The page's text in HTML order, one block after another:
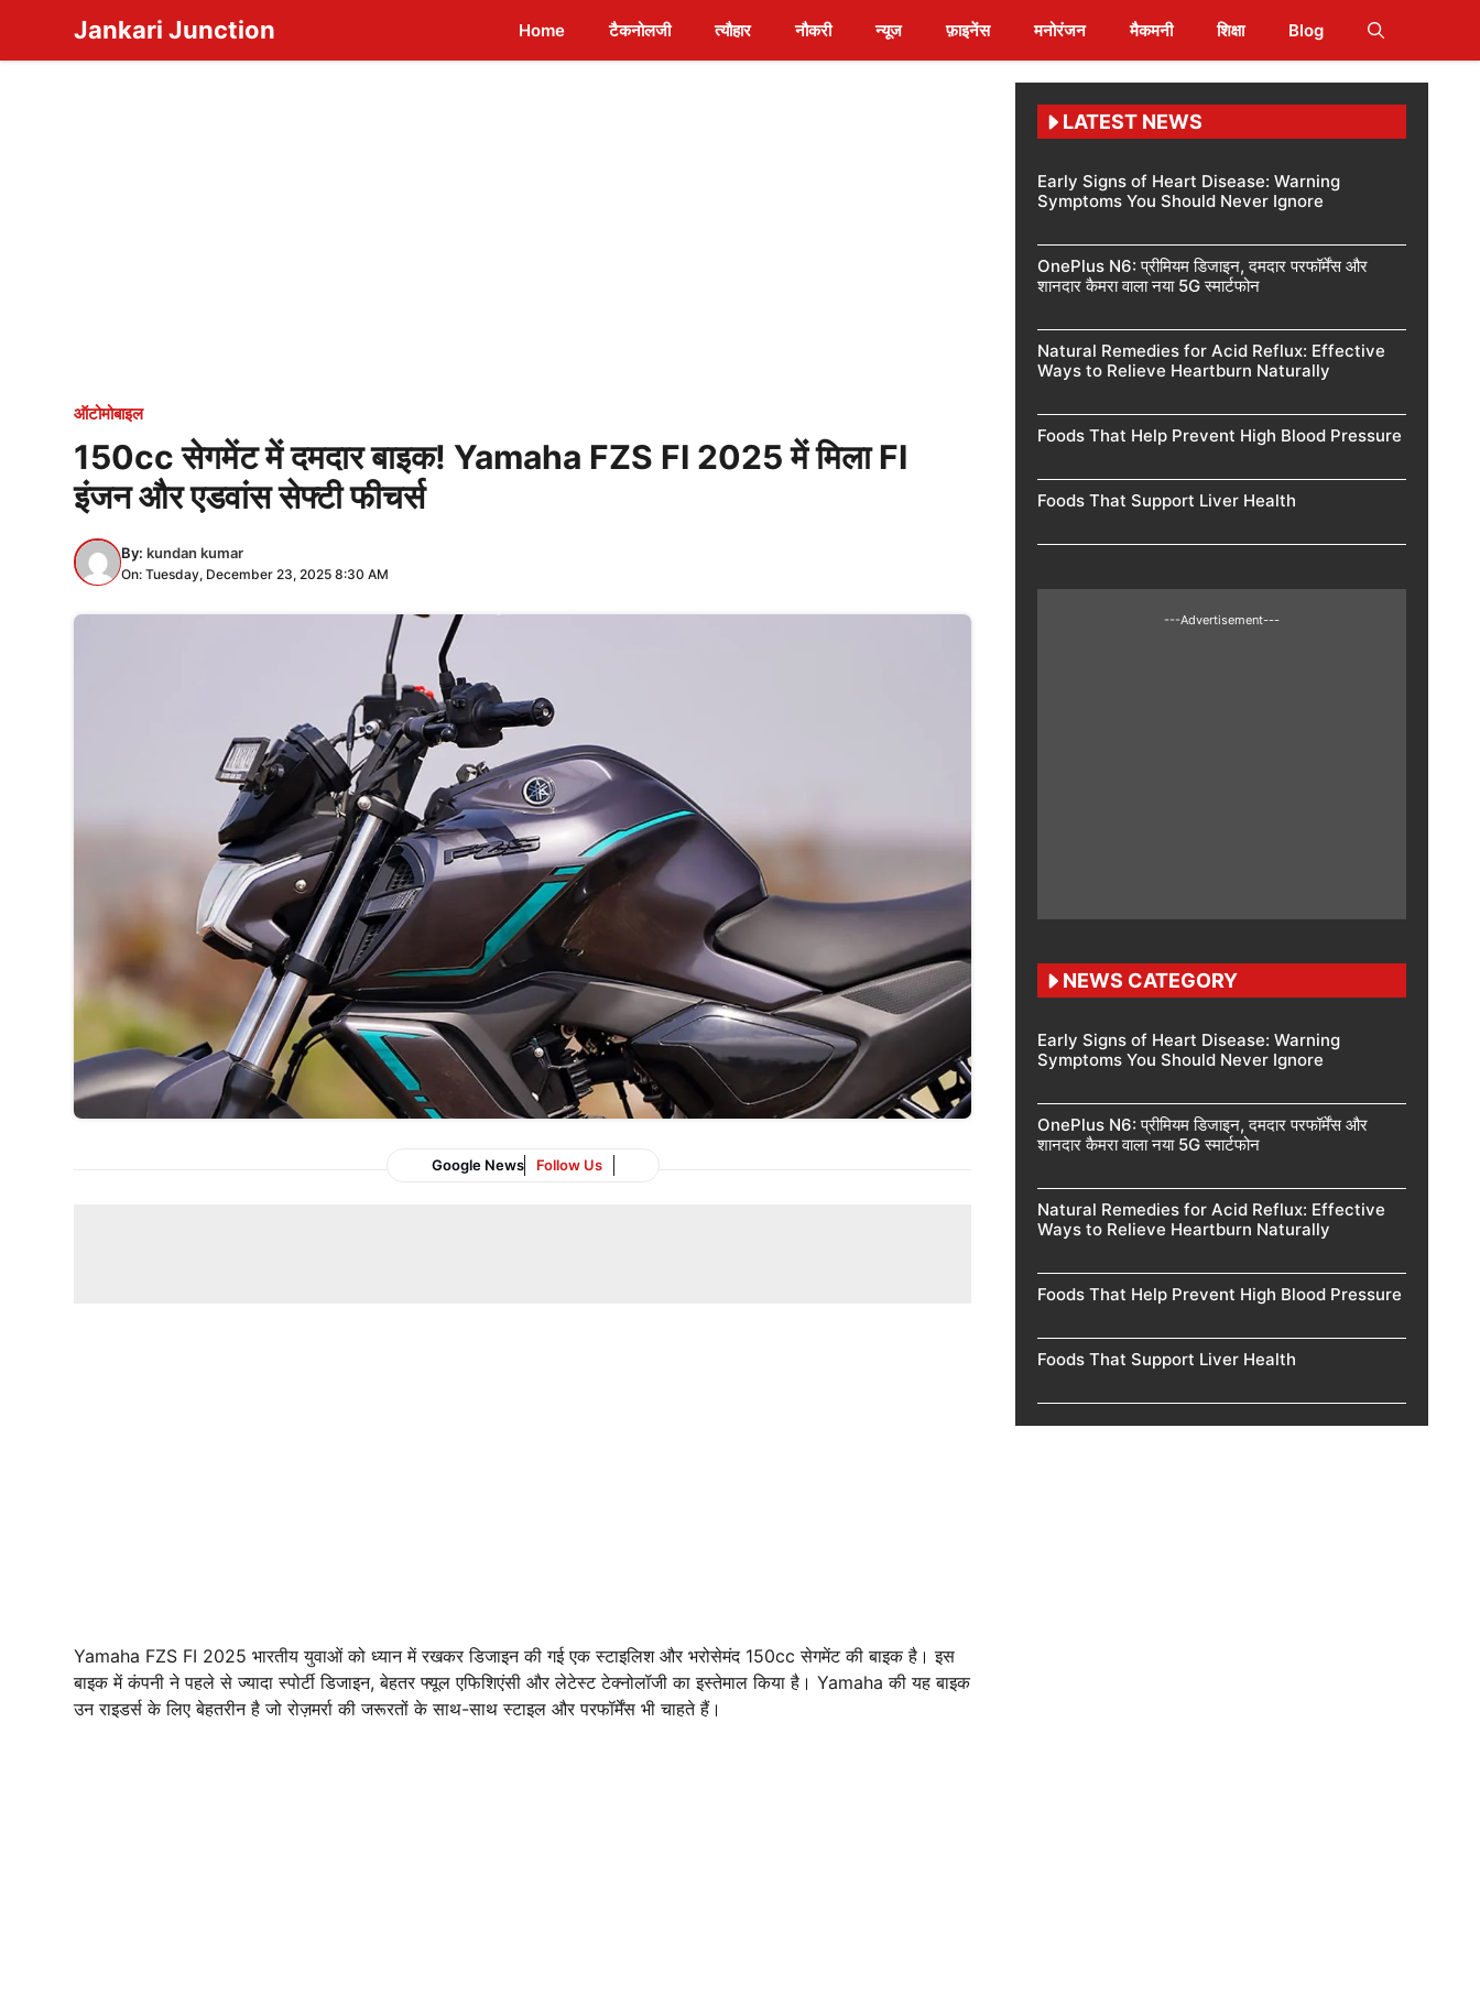
content
Jankari Junction Home टैकनोलजी त्यौहार नौकरी न्यूज फ़ाइनेंस मनोरंजन मैकमनी शिक्षा Blog
ऑटोमोबाइल
150cc सेगमेंट में दमदार बाइक! Yamaha FZS FI 2025 में मिला FI
इंजन और एडवांस सेफ्टी फीचर्स
By: kundan kumar
On: Tuesday, December 23, 2025 8:30 AM
Google News Follow Us
Yamaha FZS FI 2025 भारतीय युवाओं को ध्यान में रखकर डिजाइन की गई एक स्टाइलिश और भरोसेमंद 150cc सेगमेंट की बाइक है। इस
बाइक में कंपनी ने पहले से ज्यादा स्पोर्टी डिजाइन, बेहतर फ्यूल एफिशिएंसी और लेटेस्ट टेक्नोलॉजी का इस्तेमाल किया है। Yamaha की यह बाइक
उन राइडर्स के लिए बेहतरीन है जो रोज़मर्रा की जरूरतों के साथ-साथ स्टाइल और परफॉर्मेंस भी चाहते हैं।
LATEST NEWS
Early Signs of Heart Disease: Warning
Symptoms You Should Never Ignore
OnePlus N6: प्रीमियम डिजाइन, दमदार परफॉर्मेंस और
शानदार कैमरा वाला नया 5G स्मार्टफोन
Natural Remedies for Acid Reflux: Effective
Ways to Relieve Heartburn Naturally
Foods That Help Prevent High Blood Pressure
Foods That Support Liver Health
---Advertisement---
NEWS CATEGORY
Early Signs of Heart Disease: Warning
Symptoms You Should Never Ignore
OnePlus N6: प्रीमियम डिजाइन, दमदार परफॉर्मेंस और
शानदार कैमरा वाला नया 5G स्मार्टफोन
Natural Remedies for Acid Reflux: Effective
Ways to Relieve Heartburn Naturally
Foods That Help Prevent High Blood Pressure
Foods That Support Liver Health